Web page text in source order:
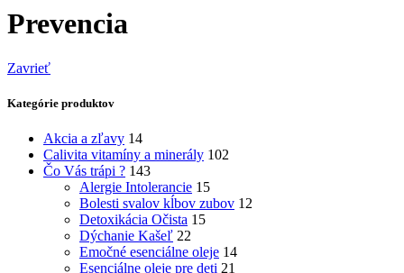
Prevencia
Zavrieť
Kategórie produktov
Akcia a zľavy 14
Calivita vitamíny a minerály 102
Čo Vás trápi ? 143
Alergie Intolerancie 15
Bolesti svalov kĺbov zubov 12
Detoxikácia Očista 15
Dýchanie Kašeľ 22
Emočné esenciálne oleje 14
Esenciálne oleje pre deti 21